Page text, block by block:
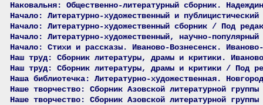
Наковальня: Общественно-литературный сборник.
Начало: Литературно-художественный и
Начало: Литературно-художественный сборник / Под
Начало: Литературно-художественный, научно-
Начало: Стихи и рассказы. Иваново-Вознесенск.
Наш труд: Сборник литературы, драмы и критики.
Наш труд: Сборник литературы, драмы и критики / Под
Наша библиотечка: Литературно-художественная.
Наше творчество: Сборник Азовской литературной
Наше творчество: Сборник Азовской литературной